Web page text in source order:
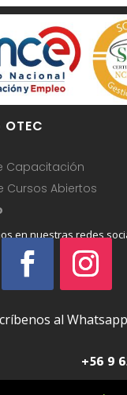
Capacitación
Cursos Abiertos
en nuestras redes
al Whatsapp
+56 9